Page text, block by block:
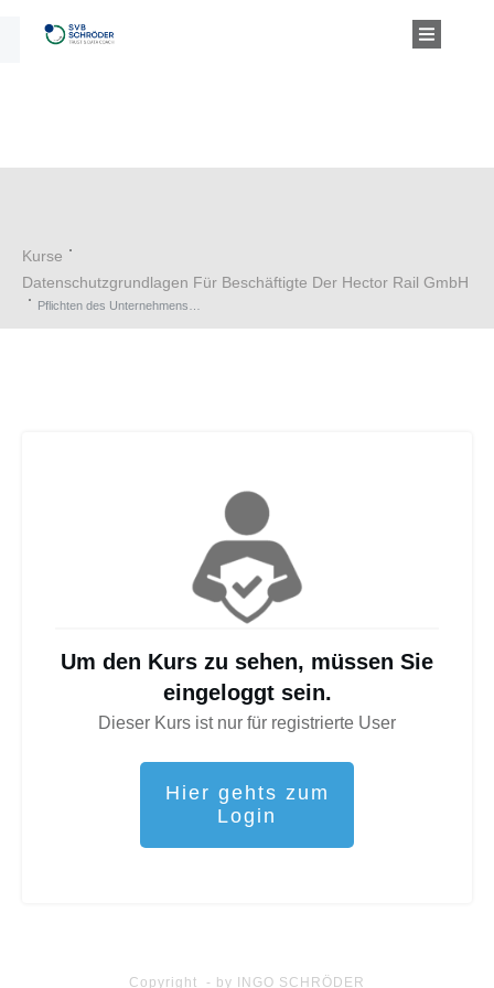
Kurse
Datenschutzgrundlagen Für Beschäftigte Der Hector Rail GmbH
Um den Kurs zu sehen, müssen Sie
eingeloggt sein.
Dieser Kurs ist nur für registrierte User
Hier gehts zum
Login
Copyright - by INGO SCHRÖDER